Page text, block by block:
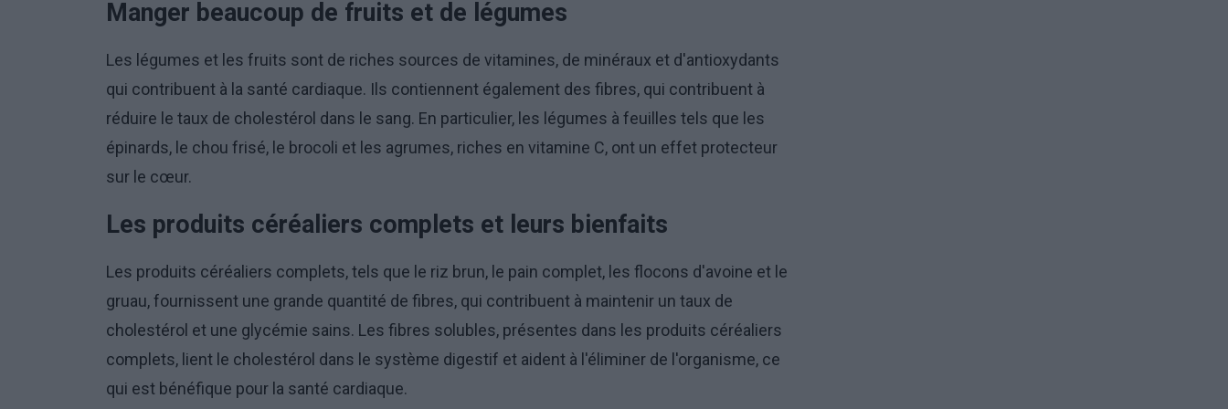
Manger beaucoup de fruits et de légumes
Les légumes et les fruits sont de riches sources de vitamines, de minéraux et d'antioxydants
qui contribuent à la santé cardiaque. Ils contiennent également des fibres, qui contribuent à
réduire le taux de cholestérol dans le sang. En particulier, les légumes à feuilles tels que les
épinards, le chou frisé, le brocoli et les agrumes, riches en vitamine C, ont un effet protecteur
sur le cœur.
Les produits céréaliers complets et leurs bienfaits
Les produits céréaliers complets, tels que le riz brun, le pain complet, les flocons d'avoine et le
gruau, fournissent une grande quantité de fibres, qui contribuent à maintenir un taux de
cholestérol et une glycémie sains. Les fibres solubles, présentes dans les produits céréaliers
complets, lient le cholestérol dans le système digestif et aident à l'éliminer de l'organisme, ce
qui est bénéfique pour la santé cardiaque.